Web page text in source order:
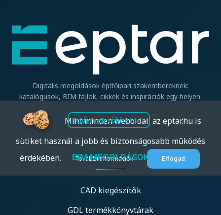
Digitális megoldások építőipari szakembereknek:
katalógusok, BIM fájlok, cikkek és inspirációk egy helyen.
Tudj meg többet
BIM MEGOLDÁSOK
CAD kiegészítők
GDL termékkönyvtárak
Mint minden weboldal, az eptar.hu is
sütiket használ a jobb és biztonságosabb működés
érdekében.További információk Elfogad